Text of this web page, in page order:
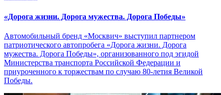
«Дорога жизни. Дорога мужества. Дорога Победы»
Автомобильный бренд «Москвич» выступил партнером
патриотического автопробега «Дорога жизни. Дорога
мужества. Дорога Победы», организованного под эгидой
Министерства транспорта Российской Федерации и
приуроченного к торжествам по случаю 80-летия Великой
Победы.